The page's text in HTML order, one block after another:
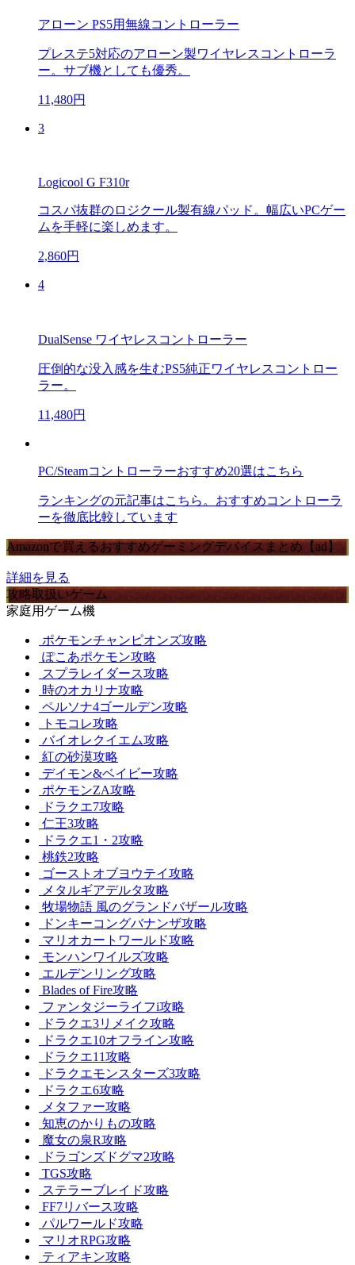
アローン PS5用無線コントローラー
プレステ5対応のアローン製ワイヤレスコントローラ
ー。サブ機としても優秀。
11,480円
3
Logicool G F310r
コスパ抜群のロジクール製有線パッド。幅広いPCゲー
ムを手軽に楽しめます。
2,860円
4
DualSense ワイヤレスコントローラー
圧倒的な没入感を生むPS5純正ワイヤレスコントロー
ラー。
11,480円
PC/Steamコントローラーおすすめ20選はこちら
ランキングの元記事はこちら。おすすめコントローラ
ーを徹底比較しています
Amazonで買えるおすすめゲーミングデバイスまとめ【ad】
詳細を見る
攻略取扱いゲーム
家庭用ゲーム機
ポケモンチャンピオンズ攻略
ぽこあポケモン攻略
スプラレイダース攻略
時のオカリナ攻略
ペルソナ4ゴールデン攻略
トモコレ攻略
バイオレクイエム攻略
紅の砂漠攻略
デイモン&ベイビー攻略
ポケモンZA攻略
ドラクエ7攻略
仁王3攻略
ドラクエ1・2攻略
桃鉄2攻略
ゴーストオブヨウテイ攻略
メタルギアデルタ攻略
牧場物語 風のグランドバザール攻略
ドンキーコングバナンザ攻略
マリオカートワールド攻略
モンハンワイルズ攻略
エルデンリング攻略
Blades of Fire攻略
ファンタジーライフi攻略
ドラクエ3リメイク攻略
ドラクエ10オフライン攻略
ドラクエ11攻略
ドラクエモンスターズ3攻略
ドラクエ6攻略
メタファー攻略
知恵のかりもの攻略
魔女の泉R攻略
ドラゴンズドグマ2攻略
TGS攻略
ステラーブレイド攻略
FF7リバース攻略
パルワールド攻略
マリオRPG攻略
ティアキン攻略